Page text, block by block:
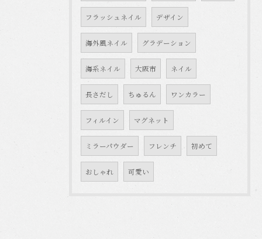
フラッシュネイル デザイン
海外風ネイル グラデーション
海系ネイル 大阪市 ネイル
長さだし ちゅるん ワンカラー
フィルイン マグネット
ミラーパウダー フレンチ 初めて
おしゃれ 可愛い